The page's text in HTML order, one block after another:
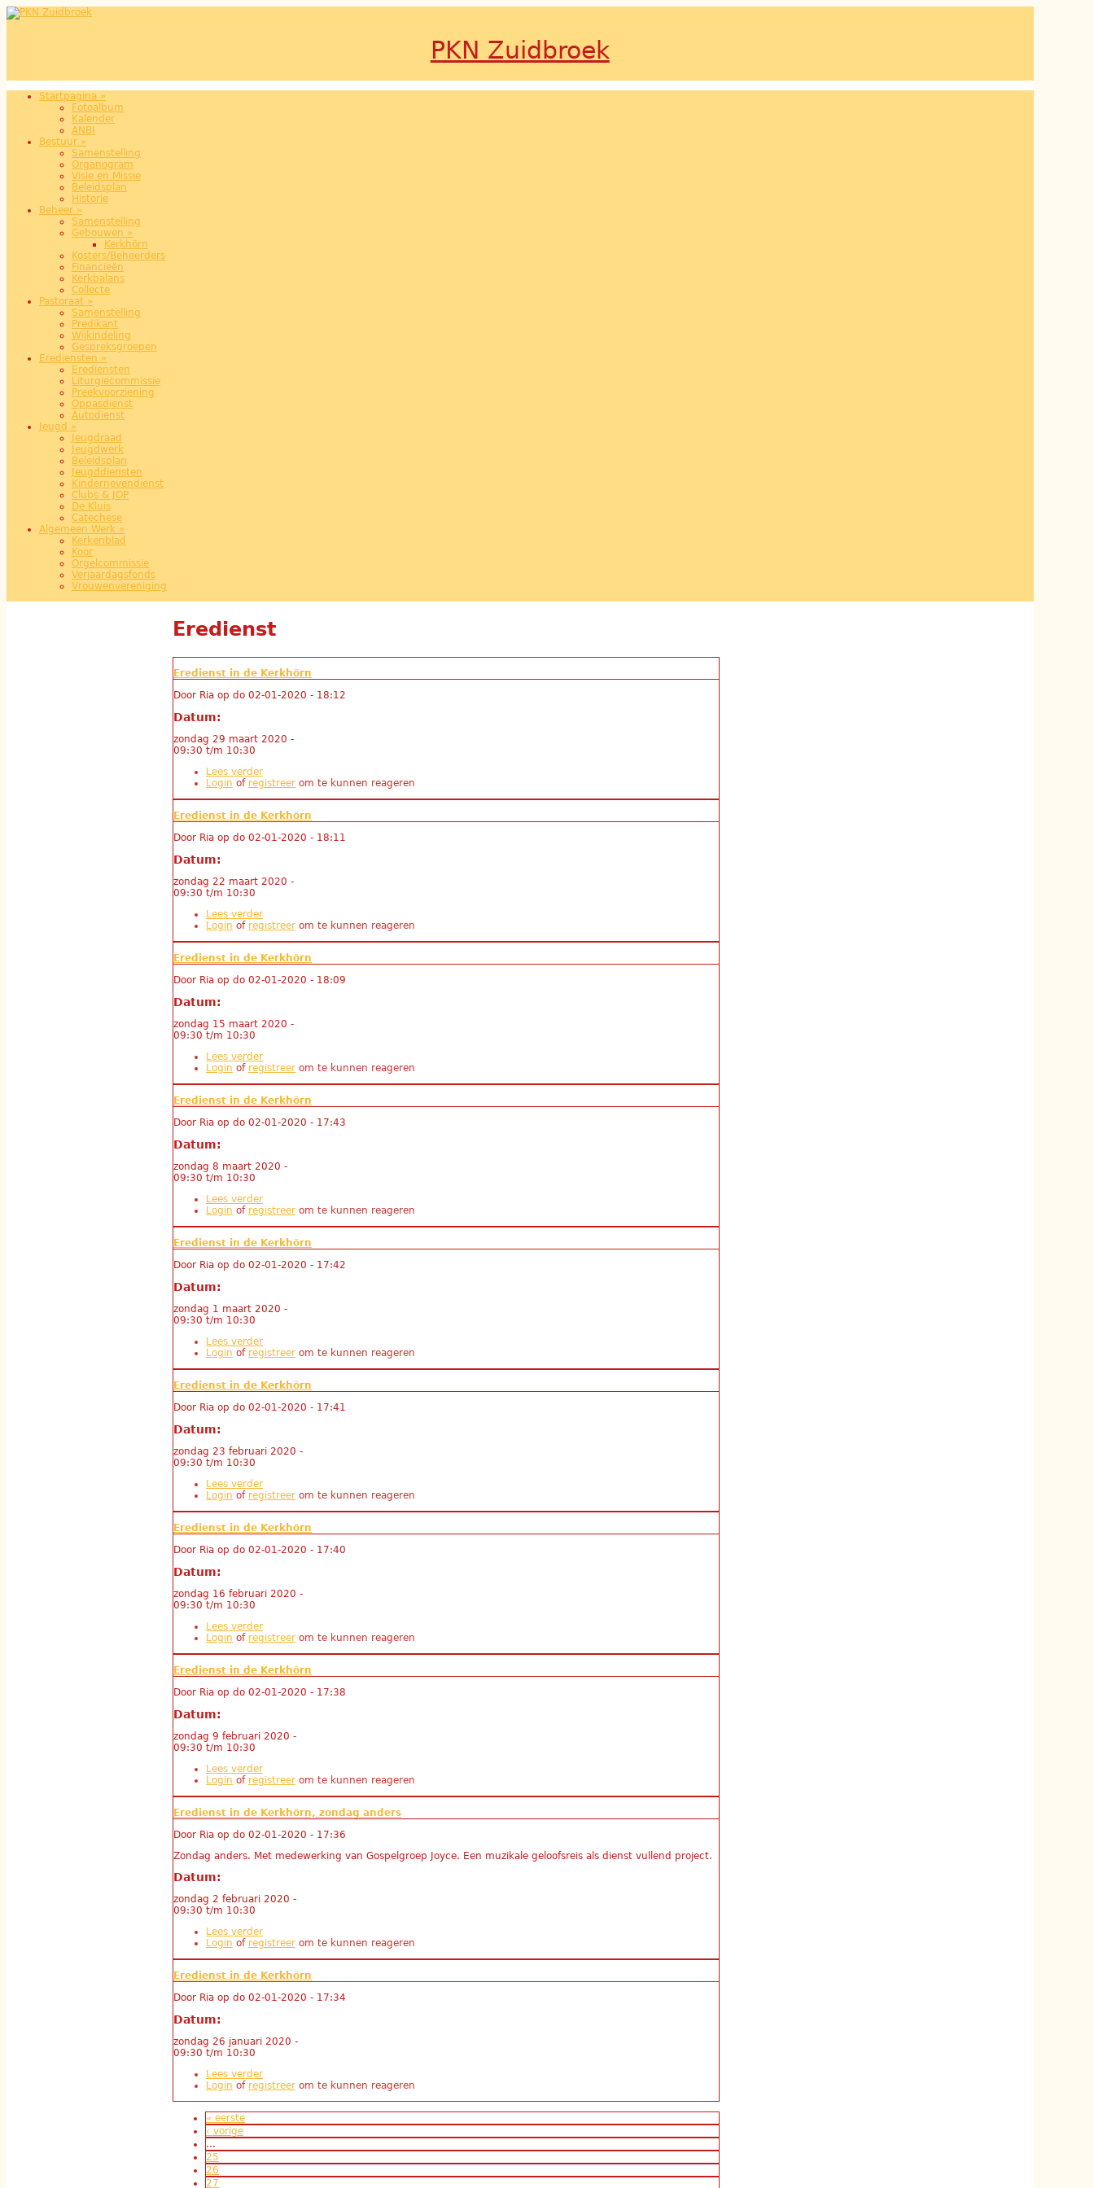
Overslaan en naar de inhoud gaan
PKN Zuidbroek
Hoofdmenu
Startpagina »
Fotoalbum
Kalender
ANBI
Bestuur »
Samenstelling
Organogram
Visie en Missie
Beleidsplan
Historie
Beheer »
Samenstelling
Gebouwen »
Kerkhörn
Kosters/Beheerders
Financieën
Kerkbalans
Collecte
Pastoraat »
Samenstelling
Predikant
Wijkindeling
Gespreksgroepen
Erediensten »
Erediensten
Liturgiecommissie
Preekvoorziening
Oppasdienst
Autodienst
Jeugd »
Jeugdraad
Jeugdwerk
Beleidsplan
Jeugddiensten
Kindernevendienst
Clubs & JOP
De Kluis
Catechese
Algemeen Werk »
Kerkenblad
Koor
Orgelcommissie
Verjaardagsfonds
Vrouwenvereniging
Eredienst
Eredienst in de Kerkhörn
Door Ria op do 02-01-2020 - 18:12
Datum:
zondag 29 maart 2020 -
09:30 t/m 10:30
Lees verder
Login of registreer om te kunnen reageren
Eredienst in de Kerkhörn
Door Ria op do 02-01-2020 - 18:11
Datum:
zondag 22 maart 2020 -
09:30 t/m 10:30
Lees verder
Login of registreer om te kunnen reageren
Eredienst in de Kerkhörn
Door Ria op do 02-01-2020 - 18:09
Datum:
zondag 15 maart 2020 -
09:30 t/m 10:30
Lees verder
Login of registreer om te kunnen reageren
Eredienst in de Kerkhörn
Door Ria op do 02-01-2020 - 17:43
Datum:
zondag 8 maart 2020 -
09:30 t/m 10:30
Lees verder
Login of registreer om te kunnen reageren
Eredienst in de Kerkhörn
Door Ria op do 02-01-2020 - 17:42
Datum:
zondag 1 maart 2020 -
09:30 t/m 10:30
Lees verder
Login of registreer om te kunnen reageren
Eredienst in de Kerkhörn
Door Ria op do 02-01-2020 - 17:41
Datum:
zondag 23 februari 2020 -
09:30 t/m 10:30
Lees verder
Login of registreer om te kunnen reageren
Eredienst in de Kerkhörn
Door Ria op do 02-01-2020 - 17:40
Datum:
zondag 16 februari 2020 -
09:30 t/m 10:30
Lees verder
Login of registreer om te kunnen reageren
Eredienst in de Kerkhörn
Door Ria op do 02-01-2020 - 17:38
Datum:
zondag 9 februari 2020 -
09:30 t/m 10:30
Lees verder
Login of registreer om te kunnen reageren
Eredienst in de Kerkhörn, zondag anders
Door Ria op do 02-01-2020 - 17:36
Zondag anders. Met medewerking van Gospelgroep Joyce. Een muzikale geloofsreis als dienst vullend project.
Datum:
zondag 2 februari 2020 -
09:30 t/m 10:30
Lees verder
Login of registreer om te kunnen reageren
Eredienst in de Kerkhörn
Door Ria op do 02-01-2020 - 17:34
Datum:
zondag 26 januari 2020 -
09:30 t/m 10:30
Lees verder
Login of registreer om te kunnen reageren
Pagina's« eerste
‹ vorige
…
25
26
27